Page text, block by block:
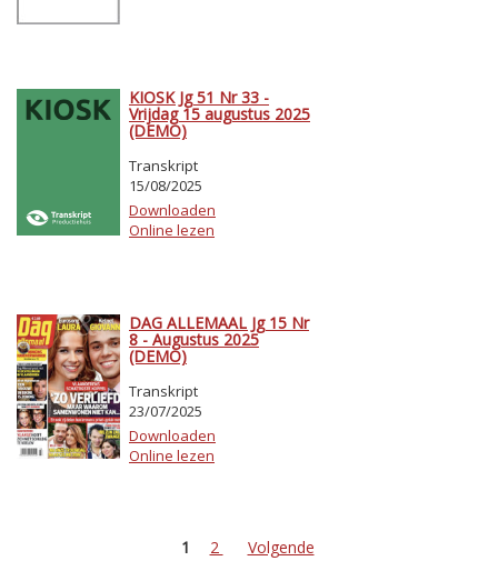
KIOSK Jg 51 Nr 33 -
Vrijdag 15 augustus 2025
(DEMO)
Transkript
15/08/2025
Downloaden
Online lezen
DAG ALLEMAAL Jg 15 Nr
8 - Augustus 2025
(DEMO)
Transkript
23/07/2025
Downloaden
Online lezen
1 2 Volgende